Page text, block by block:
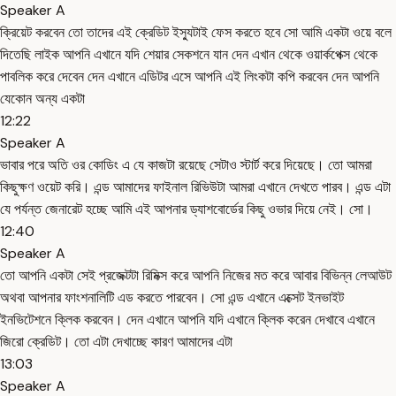
Speaker A
ক্রিয়েট করবেন তো তাদের এই ক্রেডিট ইস্যুটাই ফেস করতে হবে সো আমি একটা ওয়ে বলে
দিতেছি লাইক আপনি এখানে যদি শেয়ার সেকশনে যান দেন এখান থেকে ওয়ার্কপেক্স থেকে
পাবলিক করে দেবেন দেন এখানে এডিটর এসে আপনি এই লিংকটা কপি করবেন দেন আপনি
যেকোন অন্য একটা
12:22
Speaker A
ভাবার পরে অতি ওর কোডিং এ যে কাজটা রয়েছে সেটাও স্টার্ট করে দিয়েছে। তো আমরা
কিছুক্ষণ ওয়েট করি। এন্ড আমাদের ফাইনাল রিভিউটা আমরা এখানে দেখতে পারব। এন্ড এটা
যে পর্যন্ত জেনারেট হচ্ছে আমি এই আপনার ড্যাশবোর্ডের কিছু ওভার দিয়ে নেই। সো।
12:40
Speaker A
তো আপনি একটা সেই প্রজেক্টটা রিমিক্স করে আপনি নিজের মত করে আবার বিভিন্ন লেআউট
অথবা আপনার ফাংশনালিটি এড করতে পারবেন। সো এন্ড এখানে এক্সেট ইনভাইট
ইনভিটেশনে ক্লিক করবেন। দেন এখানে আপনি যদি এখানে ক্লিক করেন দেখাবে এখানে
জিরো ক্রেডিট। তো এটা দেখাচ্ছে কারণ আমাদের এটা
13:03
Speaker A